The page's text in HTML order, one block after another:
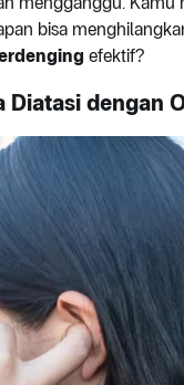
bisa
efektif?
dengan